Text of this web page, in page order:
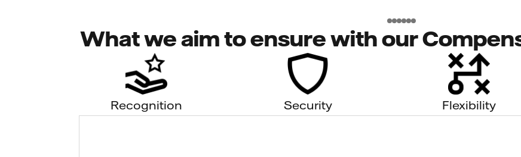
What we aim to ensure with our
Recognition Security Flexibility